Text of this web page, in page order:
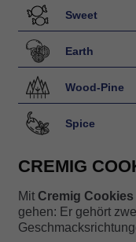
basierend
auf
Kundenbe
wertungen
Sweet
Earth
Wood-Pine
Spice
CREMIG
Mit Cremig Cookies
gehen: Er gehört